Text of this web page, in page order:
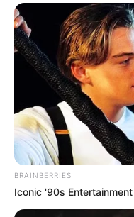
BRAINBERRIES
Iconic '90s